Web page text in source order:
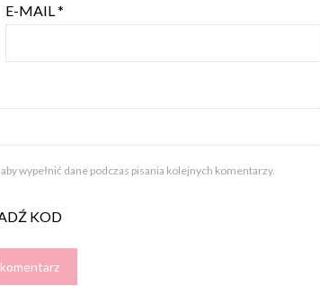
E-MAIL*
wypełnić dane podczas pisania kolejnych komentarzy.
KOD